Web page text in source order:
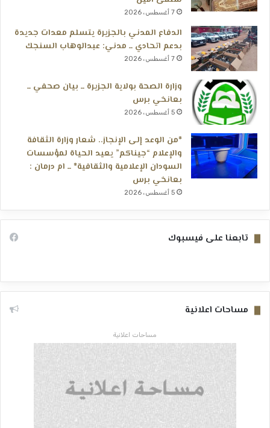
7 أغسطس، 2026
الدفاع المدني بالجزيرة يتسلم معدات جديدة
بدعم اتحادي ــ مدني: عبدالوهاب السنجك
7 أغسطس، 2026
وزارة الصحة بولاية الجزيرة ــ بيان صحفي ــ
بعانخي برس
5 أغسطس، 2026
*من الوعد إلى الإنجاز.. شعار وزارة الثقافة
والإعلام “جيناكم” يعيد الحياة لمؤسسات
السودان الإعلامية والثقافية* ــ ام درمان :
بعانخي برس
5 أغسطس، 2026
تابعنا على فيسبوك
مساحات اعلانية
مساحات اعلانية